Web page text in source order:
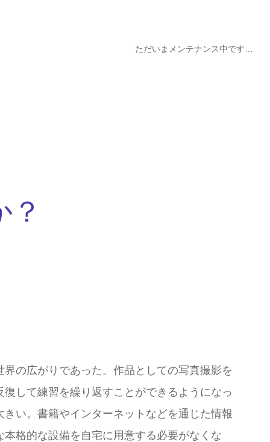
ただいまメンテナンス中です…
の広がりであった。作品としての写真撮影を
して練習を繰り返すことができるようになっ
い。書籍やインターネットなどを通じた情報
格的な設備を自宅に用意する必要がなくな